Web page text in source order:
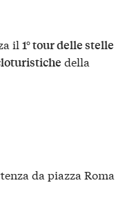
il 1° tour delle stelle
della
da piazza Roma